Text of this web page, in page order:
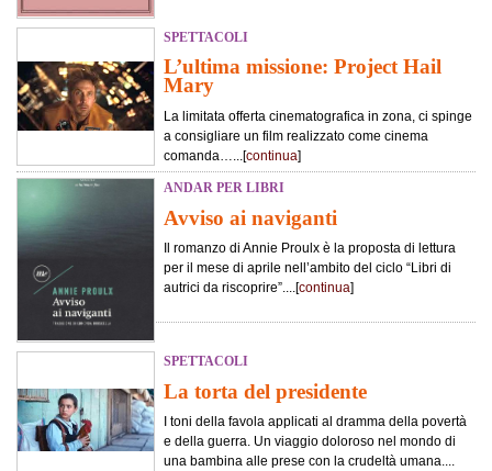
SPETTACOLI
L’ultima missione: Project Hail
Mary
La limitata offerta cinematografica in zona, ci spinge
a consigliare un film realizzato come cinema
comanda…...[continua]
ANDAR PER LIBRI
Avviso ai naviganti
Il romanzo di Annie Proulx è la proposta di lettura
per il mese di aprile nell’ambito del ciclo “Libri di
autrici da riscoprire”....[continua]
SPETTACOLI
La torta del presidente
I toni della favola applicati al dramma della povertà
e della guerra. Un viaggio doloroso nel mondo di
una bambina alle prese con la crudeltà umana....